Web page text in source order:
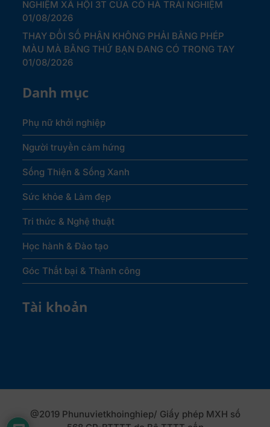
NGHIỆM XÃ HỘI 3T CỦA CÔ HÀ TRẢI NGHIỆM
01/08/2026
THAY ĐỔI SỐ PHẬN KHÔNG PHẢI BẰNG PHÉP
MÀU MÀ BẰNG THỨ BẠN ĐANG CÓ TRONG TAY
01/08/2026
Danh mục
Phụ nữ khởi nghiệp
Người truyền cảm hứng
Sống Thiện & Sống Xanh
Sức khỏe & Làm đẹp
Tri thức & Nghệ thuật
Học hành & Đào tạo
Góc Thất bại & Thành công
Tài khoản
@2019 Phunuvietkhoinghiep/ Giấy phép MXH số